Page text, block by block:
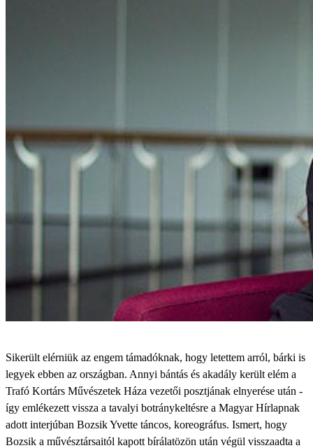
Sikerült elérniük az engem támadóknak, hogy letettem arról, bárki is
legyek ebben az országban. Annyi bántás és akadály került elém a
Trafó Kortárs Művészetek Háza vezetői posztjának elnyerése után -
így emlékezett vissza a tavalyi botránykeltésre a Magyar Hírlapnak
adott interjúban Bozsik Yvette táncos, koreográfus. Ismert, hogy
Bozsik a művésztársaitól kapott bírálatözön után végül visszaadta a